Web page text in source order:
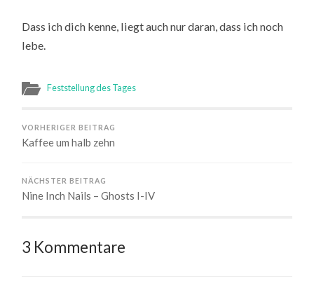
Dass ich dich kenne, liegt auch nur daran, dass ich noch
lebe.
Feststellung des Tages
VORHERIGER BEITRAG
Kaffee um halb zehn
NÄCHSTER BEITRAG
Nine Inch Nails – Ghosts I-IV
3 Kommentare